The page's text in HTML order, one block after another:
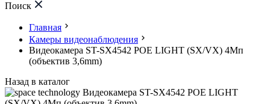
Поиск
Главная
Камеры видеонаблюдения
Видеокамера ST-SX4542 POE LIGHT (SX/VX) 4Мп
(объектив 3,6mm)
Назад в каталог